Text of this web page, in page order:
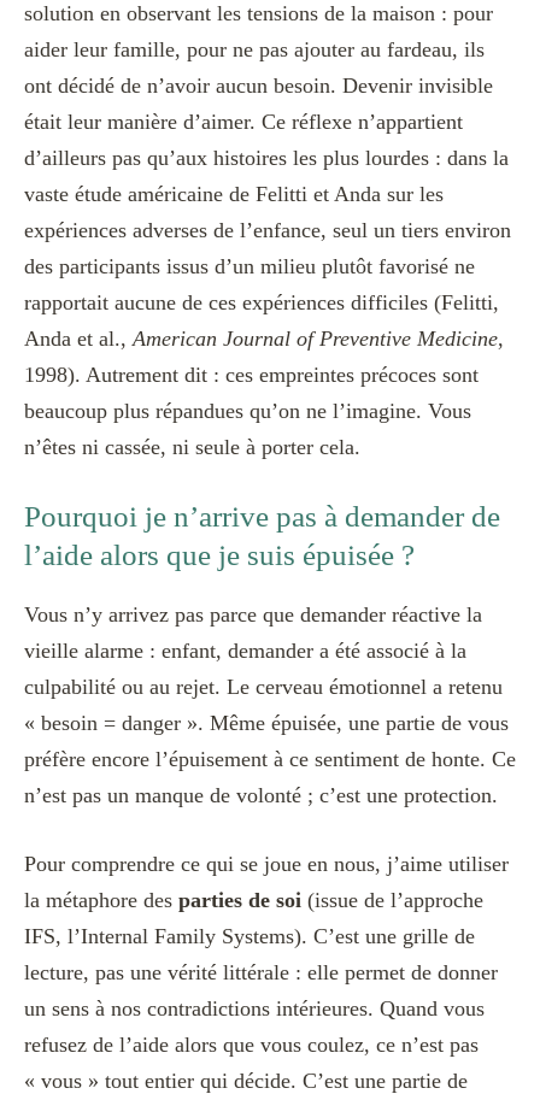
solution en observant les tensions de la maison : pour
aider leur famille, pour ne pas ajouter au fardeau, ils
ont décidé de n’avoir aucun besoin. Devenir invisible
était leur manière d’aimer. Ce réflexe n’appartient
d’ailleurs pas qu’aux histoires les plus lourdes : dans la
vaste étude américaine de Felitti et Anda sur les
expériences adverses de l’enfance, seul un tiers environ
des participants issus d’un milieu plutôt favorisé ne
rapportait aucune de ces expériences difficiles (Felitti,
Anda et al.,American Journal of Preventive Medicine,
1998). Autrement dit : ces empreintes précoces sont
beaucoup plus répandues qu’on ne l’imagine. Vous
n’êtes ni cassée, ni seule à porter cela.
Pourquoi je n’arrive pas à demander de
l’aide alors que je suis épuisée ?
Vous n’y arrivez pas parce que demander réactive la
vieille alarme : enfant, demander a été associé à la
culpabilité ou au rejet. Le cerveau émotionnel a retenu
« besoin = danger ». Même épuisée, une partie de vous
préfère encore l’épuisement à ce sentiment de honte. Ce
n’est pas un manque de volonté ; c’est une protection.
Pour comprendre ce qui se joue en nous, j’aime utiliser
la métaphore des parties de soi (issue de l’approche
IFS, l’Internal Family Systems). C’est une grille de
lecture, pas une vérité littérale : elle permet de donner
un sens à nos contradictions intérieures. Quand vous
refusez de l’aide alors que vous coulez, ce n’est pas
« vous » tout entier qui décide. C’est une partie de